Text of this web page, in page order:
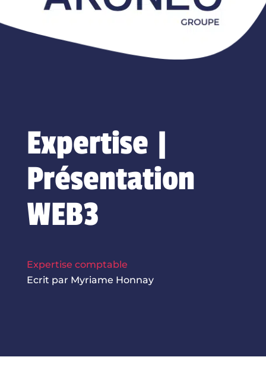
Expertise |
Présentation
WEB3
Expertise comptable
Ecrit par Myriame Honnay